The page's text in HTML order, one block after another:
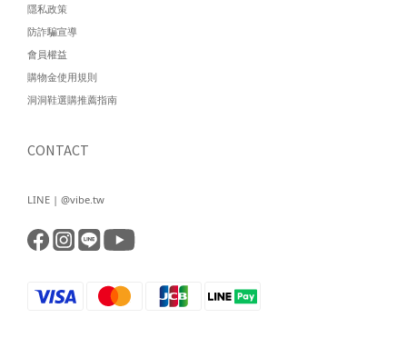
隱私政策
防詐騙宣導
會員權益
購物金使用規則
洞洞鞋選購推薦指南
CONTACT
LINE | @vibe.tw